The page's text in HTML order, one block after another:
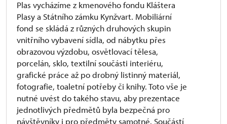
Plas vycházíme z kmenového fondu Kláštera
Plasy a Státního zámku Kynžvart. Mobiliární
fond se skládá z různých druhových skupin
vnitřního vybavení sídla, od nábytku přes
obrazovou výzdobu, osvětlovací tělesa,
porcelán, sklo, textilní součásti interiéru,
grafické práce až po drobný listinný materiál,
fotografie, toaletní potřeby či knihy. Toto vše je
nutné uvést do takého stavu, aby prezentace
jednotlivých předmětů byla bezpečná pro
návštěvníky i pro předměty samotné. Součástí